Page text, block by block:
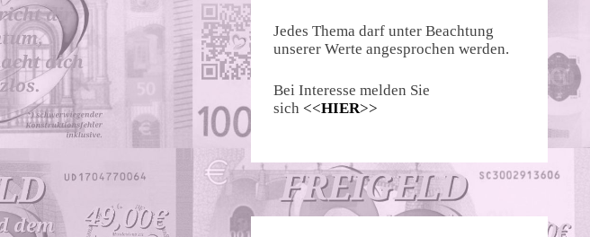
Jedes Thema darf unter Beachtung
unserer Werte angesprochen werden.
Bei Interesse melden Sie
sich <<HIER>>